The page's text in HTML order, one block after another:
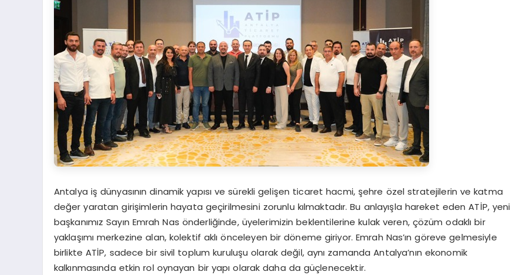
Antalya iş dünyasının dinamik yapısı ve sürekli gelişen ticaret hacmi, şehre özel stratejilerin ve katma
değer yaratan girişimlerin hayata geçirilmesini zorunlu kılmaktadır. Bu anlayışla hareket eden ATİP, yeni
başkanımız Sayın Emrah Nas önderliğinde, üyelerimizin beklentilerine kulak veren, çözüm odaklı bir
yaklaşımı merkezine alan, kolektif aklı önceleyen bir döneme giriyor. Emrah Nas’ın göreve gelmesiyle
birlikte ATİP, sadece bir sivil toplum kuruluşu olarak değil, aynı zamanda Antalya’nın ekonomik
kalkınmasında etkin rol oynayan bir yapı olarak daha da güçlenecektir.